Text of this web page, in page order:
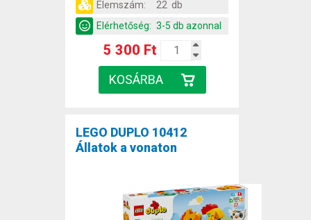
Elemszám:
22 db
Elérhetőség: 3-5 db azonnal
5 300 Ft
LEGO DUPLO 10412
Állatok a vonaton